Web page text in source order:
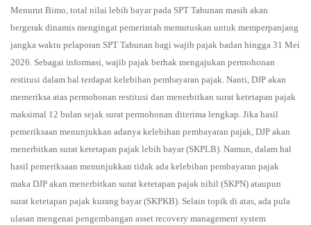
Menurut Bimo, total nilai lebih bayar pada SPT Tahunan masih akan
bergerak dinamis mengingat pemerintah memutuskan untuk memperpanjang
jangka waktu pelaporan SPT Tahunan bagi wajib pajak badan hingga 31 Mei
2026. Sebagai informasi, wajib pajak berhak mengajukan permohonan
restitusi dalam hal terdapat kelebihan pembayaran pajak. Nanti, DJP akan
memeriksa atas permohonan restitusi dan menerbitkan surat ketetapan pajak
maksimal 12 bulan sejak surat permohonan diterima lengkap. Jika hasil
pemeriksaan menunjukkan adanya kelebihan pembayaran pajak, DJP akan
menerbitkan surat ketetapan pajak lebih bayar (SKPLB). Namun, dalam hal
hasil pemeriksaan menunjukkan tidak ada kelebihan pembayaran pajak
maka DJP akan menerbitkan surat ketetapan pajak nihil (SKPN) ataupun
surat ketetapan pajak kurang bayar (SKPKB). Selain topik di atas, ada pula
ulasan mengenai pengembangan asset recovery management system